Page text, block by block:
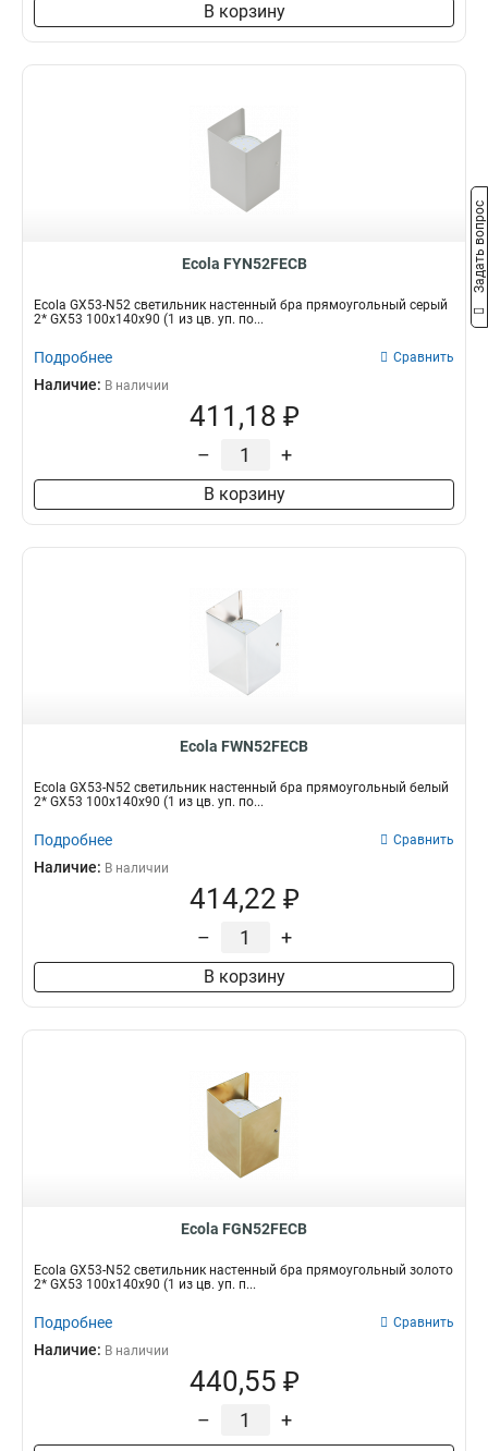
В корзину
Ecola FYN52FECB
Ecola GX53-N52 светильник настенный бра прямоугольный серый
2* GX53 100х140х90 (1 из цв. уп. по...
Подробнее Сравнить
Наличие: В наличии
411,18 ₽
– +
В корзину
Ecola FWN52FECB
Ecola GX53-N52 светильник настенный бра прямоугольный белый
2* GX53 100х140х90 (1 из цв. уп. по...
Подробнее Сравнить
Наличие: В наличии
414,22 ₽
– +
В корзину
Ecola FGN52FECB
Ecola GX53-N52 светильник настенный бра прямоугольный золото
2* GX53 100х140х90 (1 из цв. уп. п...
Подробнее Сравнить
Наличие: В наличии
440,55 ₽
– +
Задать вопрос